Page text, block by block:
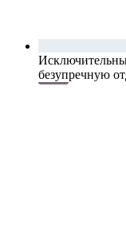
безупречную